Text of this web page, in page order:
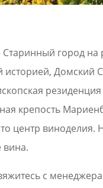
Старинный город на
историей, Домский
резиденция
крепость
центр виноделия.
вина.
с